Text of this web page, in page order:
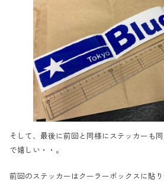
そして、最後に前回と同様にステッカーも
で嬉しい・・。
前回のステッカーはクーラーボックスに貼